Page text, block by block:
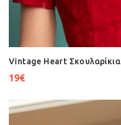
Vintage Heart Σκουλαρίκια
19€